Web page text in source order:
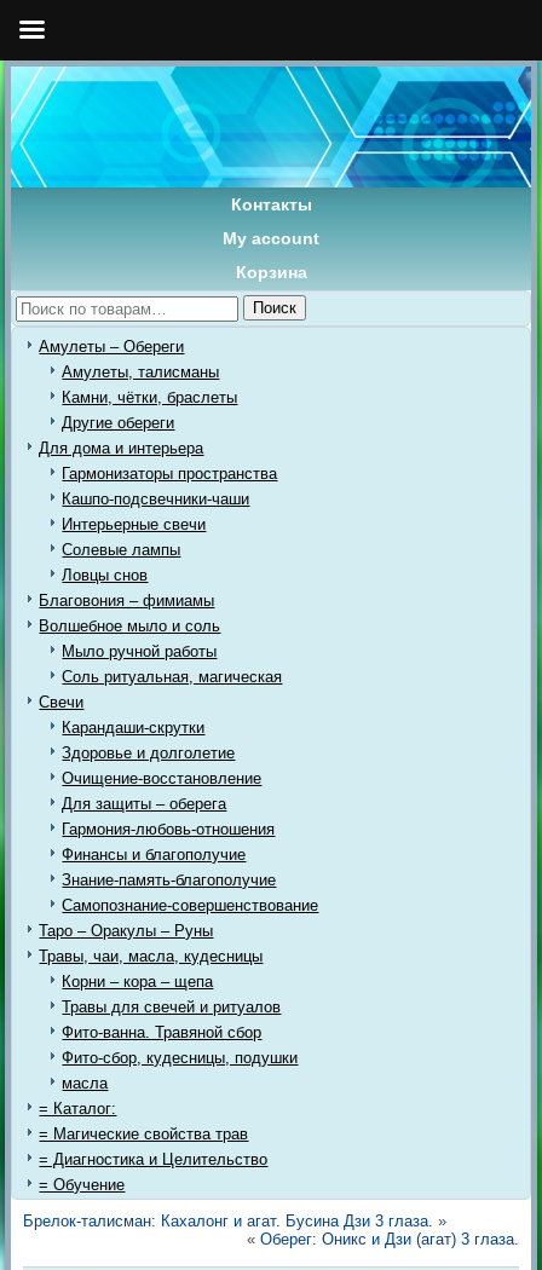
Контакты
My account
Корзина
Искать:
Поиск
Амулеты – Обереги
Амулеты, талисманы
Камни, чётки, браслеты
Другие обереги
Для дома и интерьера
Гармонизаторы пространства
Кашпо-подсвечники-чаши
Интерьерные свечи
Солевые лампы
Ловцы снов
Благовония – фимиамы
Волшебное мыло и соль
Мыло ручной работы
Соль ритуальная, магическая
Свечи
Карандаши-скрутки
Здоровье и долголетие
Очищение-восстановление
Для защиты – оберега
Гармония-любовь-отношения
Финансы и благополучие
Знание-память-благополучие
Самопознание-совершенствование
Таро – Оракулы – Руны
Травы, чаи, масла, кудесницы
Корни – кора – щепа
Травы для свечей и ритуалов
Фито-ванна. Травяной сбор
Фито-сбор, кудесницы, подушки
масла
= Каталог:
= Магические свойства трав
= Диагностика и Целительство
= Обучение
Брелок-талисман: Кахалонг и агат. Бусина Дзи 3 глаза. »
« Оберег: Оникс и Дзи (агат) 3 глаза.